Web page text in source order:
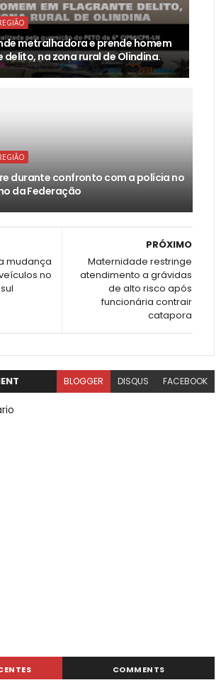
metralhadora e prende homem
na zona rural de Olindina.
durante confronto com a polícia no
da Federação
PRÓXIMO
Maternidade restringe
atendimento a grávidas
de alto risco após
funcionária contrair
catapora
mudança
no
BLOGGER DISQUS FACEBOOK
COMMENTS